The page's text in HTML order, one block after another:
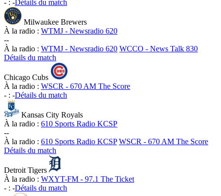
- : - Détails du match
Milwaukee Brewers
À la radio : WTMJ - Newsradio 620
--
À la radio : WTMJ - Newsradio 620 WCCO - News Talk 830
Détails du match
Chicago Cubs
À la radio : WSCR - 670 AM The Score
- : -Détails du match
Kansas City Royals
À la radio : 610 Sports Radio KCSP
--
À la radio : 610 Sports Radio KCSP WSCR - 670 AM The Score
Détails du match
Detroit Tigers
À la radio : WXYT-FM - 97.1 The Ticket
- : -Détails du match